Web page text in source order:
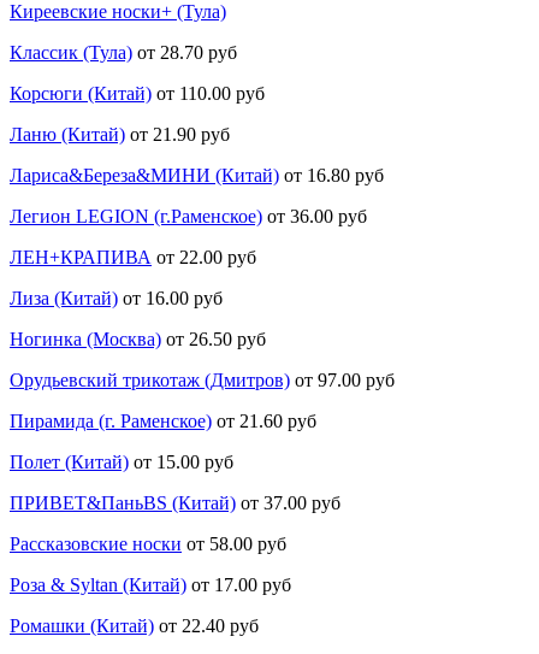
Киреевские носки+ (Тула)
Классик (Тула) от 28.70 руб
Корсюги (Китай) от 110.00 руб
Ланю (Китай) от 21.90 руб
Лариса&Береза&МИНИ (Китай) от 16.80 руб
Легион LEGION (г.Раменское) от 36.00 руб
ЛЕН+КРАПИВА от 22.00 руб
Лиза (Китай) от 16.00 руб
Ногинка (Москва) от 26.50 руб
Орудьевский трикотаж (Дмитров) от 97.00 руб
Пирамида (г. Раменское) от 21.60 руб
Полет (Китай) от 15.00 руб
ПРИВЕТ&ПаньBS (Китай) от 37.00 руб
Рассказовские носки от 58.00 руб
Роза & Syltan (Китай) от 17.00 руб
Ромашки (Китай) от 22.40 руб